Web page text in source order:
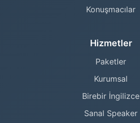
Konuşmacılar
Hizmetler
Paketler
Kurumsal
Birebir İngilizce
Sanal Speaker